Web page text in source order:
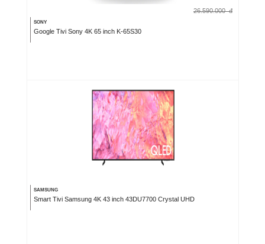
26.590.000 đ
SONY
Google Tivi Sony 4K 65 inch K-65S30
SAMSUNG
Smart Tivi Samsung 4K 43 inch 43DU7700 Crystal UHD